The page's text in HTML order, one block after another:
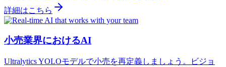
詳細はこちら
小売業界におけるAI
Ultralytics YOLOモデルで小売を再定義しましょう。ビジョ